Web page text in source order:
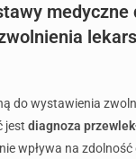
medyczne
do wystawienia
jest diagnoza
wpływa na zdolność